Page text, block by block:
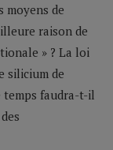
moyens de
raison de
» ? La loi
silicium de
temps faudra-t-il